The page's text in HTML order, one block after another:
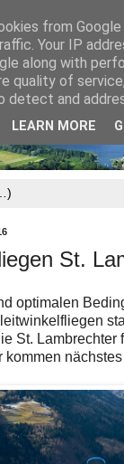
St.
optimalen
St. Lambrechter
kommen
from
Your IP
along with
quality of
detect and
LEARN MORE